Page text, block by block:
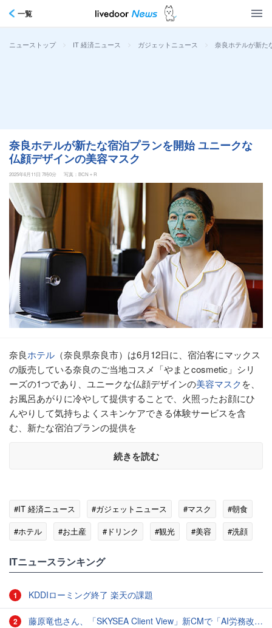
一覧
ニューストップ > IT 経済ニュース > ガジェットニュース > 奈良ホテルが新た
奈良ホテルが新たな宿泊プランを開始 ユニークな
仏顔デザインの美容マスク
2025年6月11日 7時0分 写真：BCN＋R
奈良ホテル （奈良県奈良市）は6月12日に、宿泊客にマックス
の販売している奈良のご当地コスメ「やまとcosmetic」シリ
ーズの1つであり、ユニークな仏顔デザインの美容マスクを、
お風呂あがりに冷やして提供することで、火照ったお顔にひ
んやりして気持ちよくスキンケアできる体験サービスを含
む、新たな宿泊プランの提供を
続きを読む
#IT 経済ニュース #ガジェットニュース #マスク
#朝食
#ホテル
#お土産 #ドリンク #観光 #美容
#洗顔
ITニュースランキング
1 KDDIローミング終了 楽天の課題
2 藤原竜也さん、「SKYSEA Client View」新CMで「AI労務改善」をアピール 働き方をAIが分析したら「すぐに休んで」と言われる？